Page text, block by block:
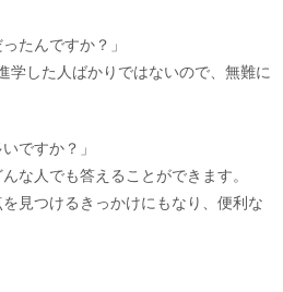
たんですか？」
した人ばかりではないので、無難に
ですか？」
な人でも答えることができます。
見つけるきっかけにもなり、便利な